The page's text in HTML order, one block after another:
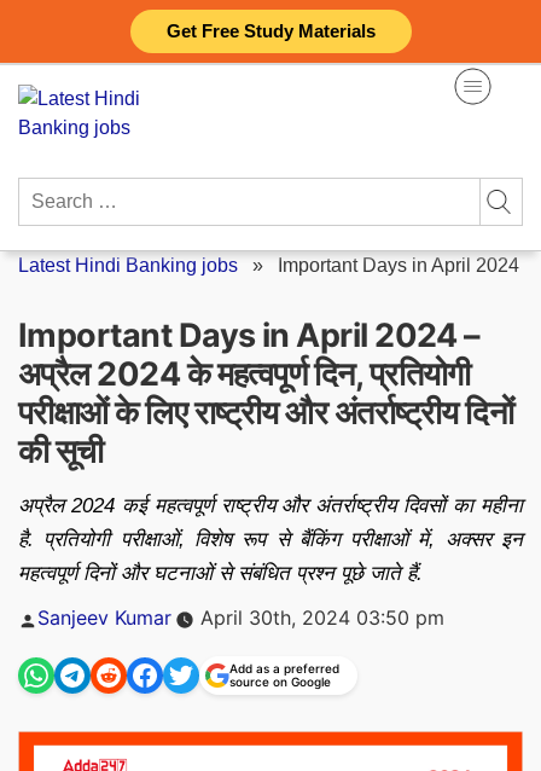
Get Free Study Materials
content
Search
Latest Hindi Banking jobs » Important Days in April 2024
Important Days in April 2024 –
अप्रैल 2024 के महत्वपूर्ण दिन, प्रतियोगी
परीक्षाओं के लिए राष्ट्रीय और अंतर्राष्ट्रीय दिनों
की सूची
अप्रैल 2024 कई महत्वपूर्ण राष्ट्रीय और अंतर्राष्ट्रीय दिवसों का महीना
है. प्रतियोगी परीक्षाओं, विशेष रूप से बैंकिंग परीक्षाओं में, अक्सर इन
महत्वपूर्ण दिनों और घटनाओं से संबंधित प्रश्न पूछे जाते हैं.
Posted
Sanjeev Kumar April 30th, 2024 03:50 pm
Add as a preferred
source on Google